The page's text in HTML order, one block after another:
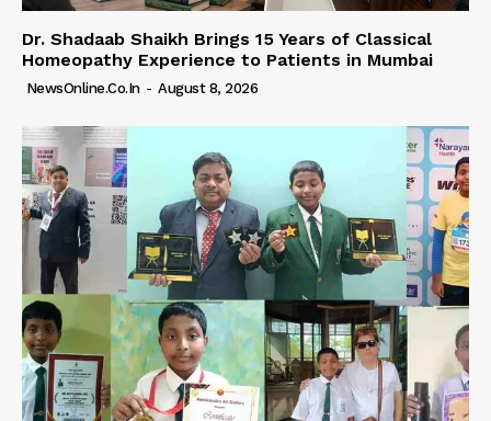
Dr. Shadaab Shaikh Brings 15 Years of Classical
Homeopathy Experience to Patients in Mumbai
NewsOnline.co.in - August 8, 2026